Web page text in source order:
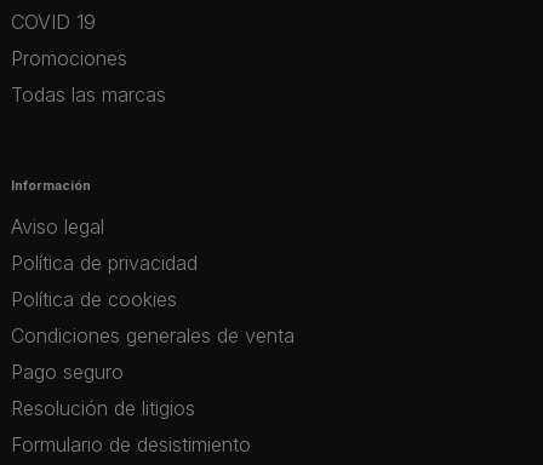
COVID 19
Promociones
Todas las marcas
Información
Aviso legal
Política de privacidad
Política de cookies
Condiciones generales de venta
Pago seguro
Resolución de litigios
Formulario de desistimiento